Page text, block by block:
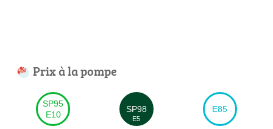
Prix à la pompe
SP95
E10
SP98
E5
E85